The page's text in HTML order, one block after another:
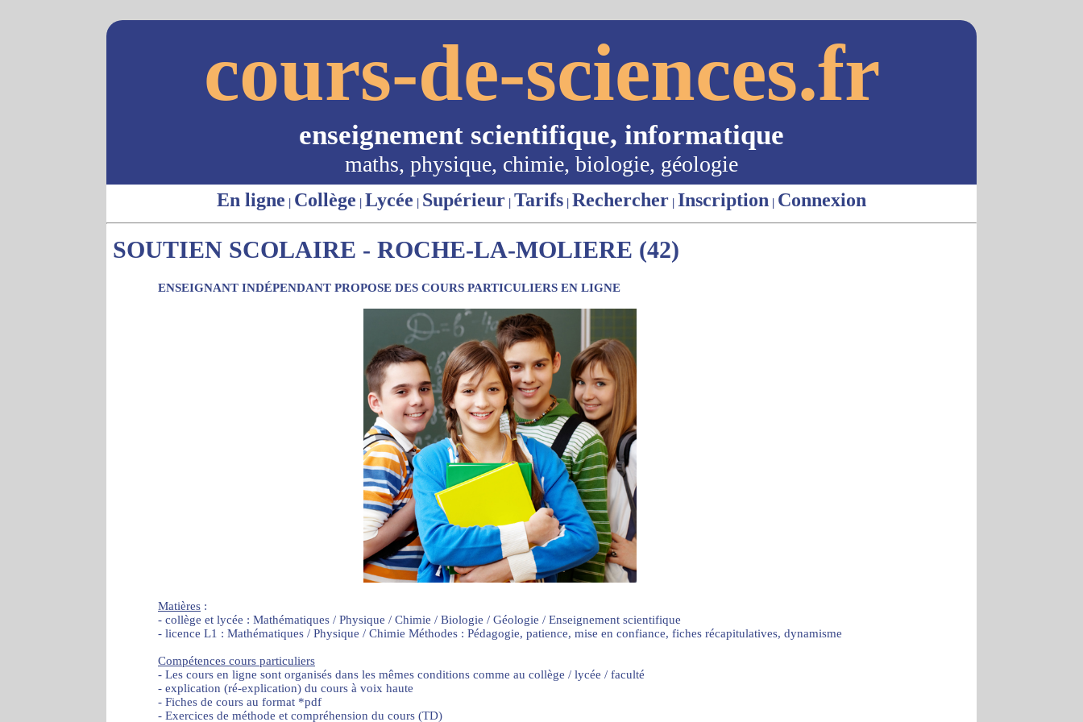
cours-de-sciences.fr
enseignement scientifique, informatique
maths, physique, chimie, biologie, géologie
En ligne | Collège | Lycée | Supérieur | Tarifs | Rechercher | Inscription | Connexion
SOUTIEN SCOLAIRE - ROCHE-LA-MOLIERE (42)
ENSEIGNANT INDÉPENDANT PROPOSE DES COURS PARTICULIERS EN LIGNE
Matières :
- collège et lycée : Mathématiques / Physique / Chimie / Biologie / Géologie / Enseignement scientifique
- licence L1 : Mathématiques / Physique / Chimie Méthodes : Pédagogie, patience, mise en confiance, fiches récapitulatives, dynamisme
Compétences cours particuliers
- Les cours en ligne sont organisés dans les mêmes conditions comme au collège / lycée / faculté
- explication (ré-explication) du cours à voix haute
- Fiches de cours au format *pdf
- Exercices de méthode et compréhension du cours (TD)